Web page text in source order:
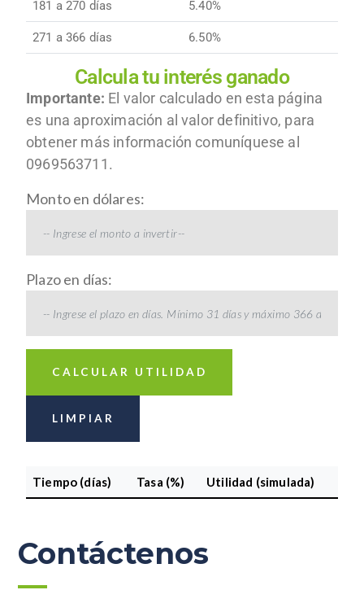
181 a 270 días 5.40%
271 a 366 días 6.50%
Calcula tu interés ganado
Importante: El valor calculado en esta página
es una aproximación al valor definitivo, para
obtener más información comuníquese al
0969563711.
Monto en dólares:
Plazo en días:
CALCULAR UTILIDAD
LIMPIAR
Tiempo (días) Tasa (%) Utilidad (simulada)
Contáctenos